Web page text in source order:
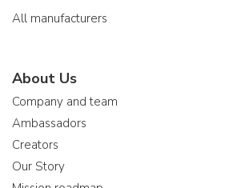
All manufacturers
About Us
Company and team
Ambassadors
Creators
Our Story